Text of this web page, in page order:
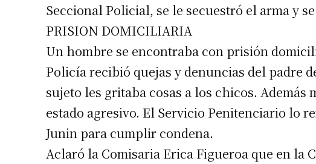
Seccional Policial, se le secuestró el arma y
PRISION DOMICILIARIA
Un hombre se encontraba con prisión
Policía recibió quejas y denuncias del padre
sujeto les gritaba cosas a los chicos. Además
estado agresivo. El Servicio Penitenciario lo
Junin para cumplir condena.
Aclaró la Comisaria Erica Figueroa que en la